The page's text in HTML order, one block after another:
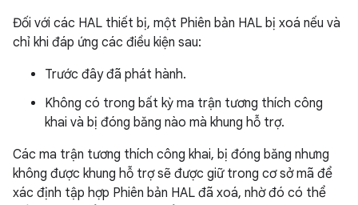
Đối với các HAL thiết bị, một Phiên bản HAL bị xoá nếu và
chỉ khi đáp ứng các điều kiện sau:
Trước đây đã phát hành.
Không có trong bất kỳ ma trận tương thích công
khai và bị đóng băng nào mà khung hỗ trợ.
Các ma trận tương thích công khai, bị đóng băng nhưng
không được khung hỗ trợ sẽ được giữ trong cơ sở mã để
xác định tập hợp Phiên bản HAL đã xoá, nhờ đó có thể